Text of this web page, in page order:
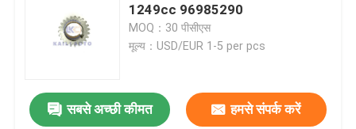
1249cc 96985290
MOQ：30 पीसीएस
मूल्य：USD/EUR 1-5 per pcs
सबसे अच्छी कीमत हमसे संपर्क करें